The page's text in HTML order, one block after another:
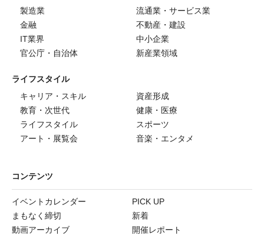
製造業
流通業・サービス業
金融
不動産・建設
IT業界
中小企業
官公庁・自治体
新産業領域
ライフスタイル
キャリア・スキル
資産形成
教育・次世代
健康・医療
ライフスタイル
スポーツ
アート・展覧会
音楽・エンタメ
コンテンツ
イベントカレンダー
PICK UP
まもなく締切
新着
動画アーカイブ
開催レポート